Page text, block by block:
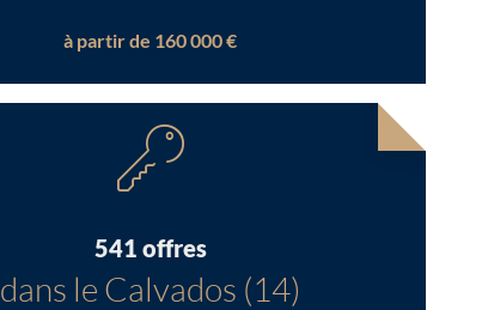
à partir de 160 000 €
541 offres
dans le Calvados (14)